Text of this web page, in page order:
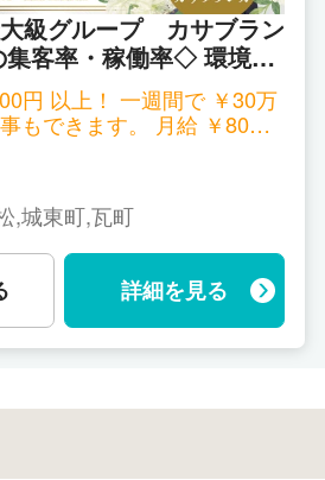
円を保証いたします。
時間で収入を得たいけど、お
かな…
方も多いかとおもいます。
い。
実な安心とプラスαの“プラス
10万円をプレゼントいたし
与に、必ずプラス3,000円を
ラスαになるようにいたしま
級グループ カサブラン
求し誰もが笑顔で帰宅し
をかけないように全力で
頂きます。 ♡３０代・40
人妻、バツイチさんな
げております。
ます。 詳しくはお店
,城東町,瓦町
詳細を見る